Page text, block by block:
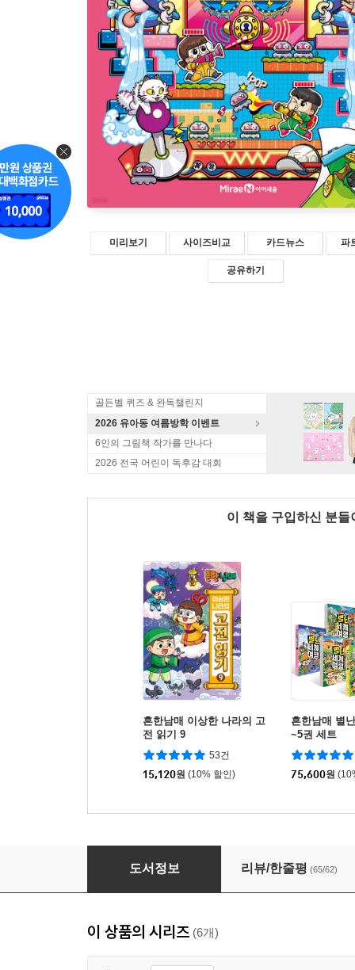
미리보기 사이즈비교 카드뉴스 파
공유하기
골든벨 퀴즈 & 완독챌린지
2026 유아동 여름방학 이벤트
6인의 그림책 작가를 만나다
2026 전국 어린이 독후감 대회
이 책을 구입하신 분
흔한남매 이상한 나라의 고
전 읽기 9
53건
15,120원 (10% 할인)
흔한남매 별
~5권 세트
75,600원
흔한남매 별난 방탈출 3
도서정보 리뷰/한줄평 (65/62)
이 상품의 시리즈 (6개)